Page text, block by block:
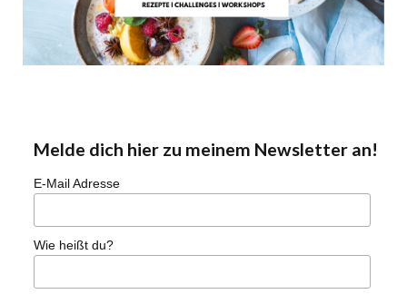
Melde dich hier zu meinem Newsletter an!
E-Mail Adresse
Wie heißt du?